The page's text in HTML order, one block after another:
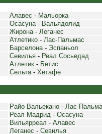
Алавес - Мальорка
Осасуна- Вальядолид
Жирона- Леганес
Атлетико - Лас-Пальмас
Барселона- Эспаньол
Севилья - Реал Сосьедад
Атлетик - Бетис
Сельта- Хетафе
Райо Вальекано - Лас-
Реал Мадрид - Осасуна
Вильярреал - Алавес
Леганес - Севилья